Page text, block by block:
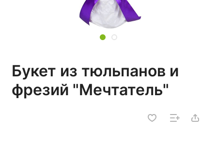
Букет из тюльпанов и
фрезий "Мечтатель"